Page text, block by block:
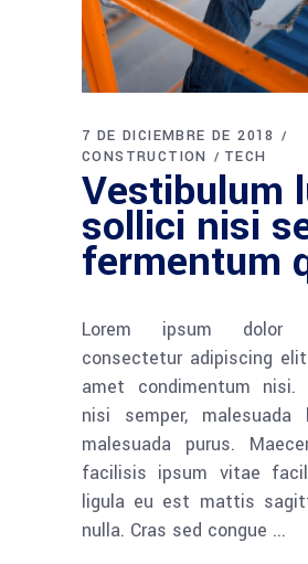
7 DE DICIEMBRE DE 2018
CONSTRUCTION
TECH
Vestibulum
sollici nisi
fermentum
Lorem ipsum
consectetur adipiscing
amet condimentum nisi.
nisi semper,
malesuada purus.
facilisis ipsum vitae
ligula eu est mattis
nulla. Cras sed congue